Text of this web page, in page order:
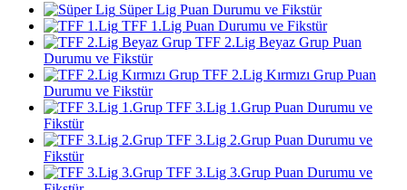
Süper Lig Puan Durumu ve Fikstür
TFF 1.Lig Puan Durumu ve Fikstür
TFF 2.Lig Beyaz Grup Puan
Durumu ve Fikstür
TFF 2.Lig Kırmızı Grup Puan
Durumu ve Fikstür
TFF 3.Lig 1.Grup Puan Durumu ve
Fikstür
TFF 3.Lig 2.Grup Puan Durumu ve
Fikstür
TFF 3.Lig 3.Grup Puan Durumu ve